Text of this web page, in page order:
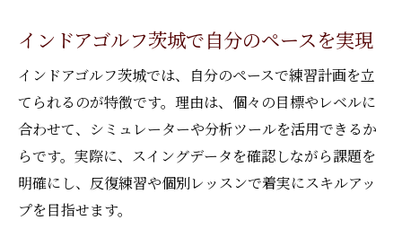
インドアゴルフ茨城で自分のペースを実現
インドアゴルフ茨城では、自分のペースで練習計画を立
てられるのが特徴です。理由は、個々の目標やレベルに
合わせて、シミュレーターや分析ツールを活用できるか
らです。実際に、スイングデータを確認しながら課題を
明確にし、反復練習や個別レッスンで着実にスキルアッ
プを目指せます。